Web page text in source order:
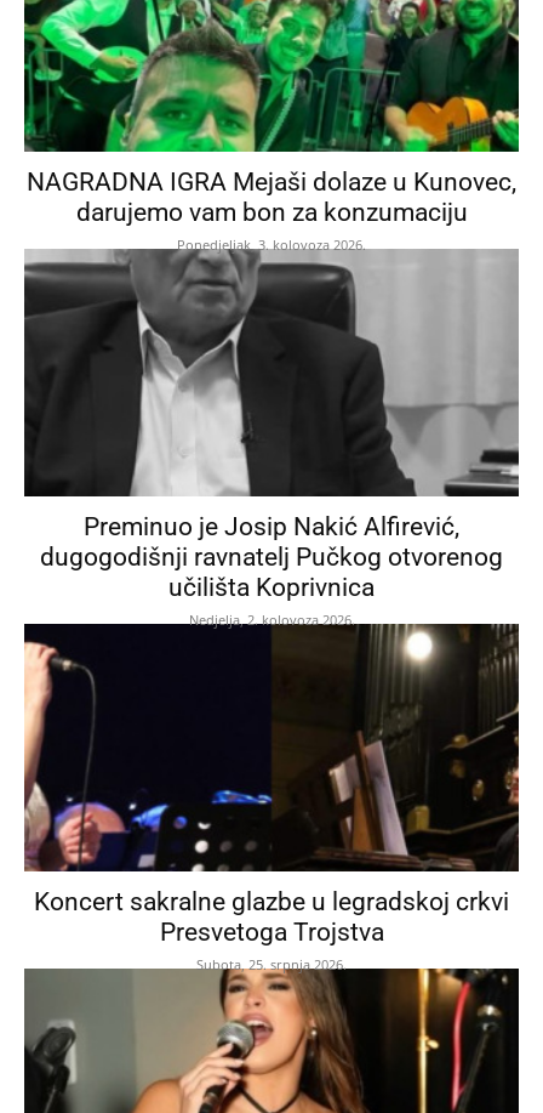
NAGRADNA IGRA Mejaši dolaze u Kunovec,
darujemo vam bon za konzumaciju
Ponedjeljak, 3. kolovoza 2026.
Preminuo je Josip Nakić Alfirević,
dugogodišnji ravnatelj Pučkog otvorenog
učilišta Koprivnica
Nedjelja, 2. kolovoza 2026.
Koncert sakralne glazbe u legradskoj crkvi
Presvetoga Trojstva
Subota, 25. srpnja 2026.